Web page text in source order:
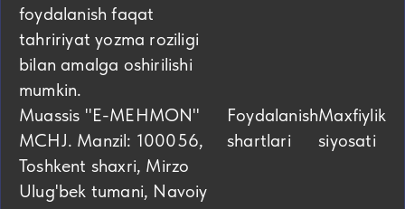
foydalanish faqat
tahririyat yozma roziligi
bilan amalga oshirilishi
mumkin.
Muassis "E-MEHMON"
MCHJ. Manzil: 100056,
Toshkent shaxri, Mirzo
Ulug'bek tumani, Navoiy
Foydalanish
shartlari
Maxfiylik
siyosati